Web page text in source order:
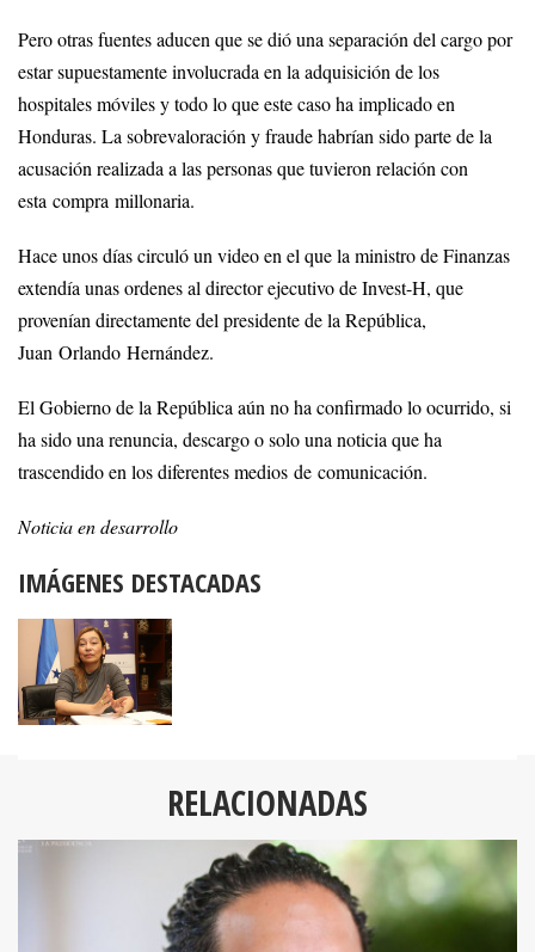
Pero otras fuentes aducen que se dió una separación del cargo por
estar supuestamente involucrada en la adquisición de los
hospitales móviles y todo lo que este caso ha implicado en
Honduras. La sobrevaloración y fraude habrían sido parte de la
acusación realizada a las personas que tuvieron relación con
esta compra millonaria.
Hace unos días circuló un video en el que la ministro de Finanzas
extendía unas ordenes al director ejecutivo de Invest-H, que
provenían directamente del presidente de la República,
Juan Orlando Hernández.
El Gobierno de la República aún no ha confirmado lo ocurrido, si
ha sido una renuncia, descargo o solo una noticia que ha
trascendido en los diferentes medios de comunicación.
Noticia en desarrollo
IMÁGENES DESTACADAS
RELACIONADAS